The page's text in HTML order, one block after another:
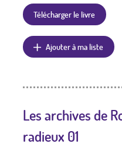
Télécharger le livre
Ajouter à ma liste
Les archives de
radieux 01